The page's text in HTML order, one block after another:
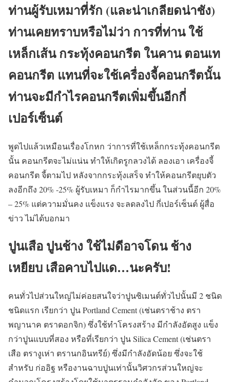
ท่านผู้รับเหมาที่รัก (และน่าเกลียดน่าชัง)
ท่านเคยทราบหรือไม่ว่า การที่ท่าน ใช้
เหล็กเส้น กระทุ้งคอนกรีต ในคาน ตอนเท
คอนกรีต แทนที่จะใช้เครื่องจี้คอนกรีตนั้น
ท่านจะมีกำไรคอนกรีตเพิ่มขึ้นอีกกี่
เปอร์เซ็นต์
พูดไปแล้วเหมือนเรื่องโกหก ว่าการที่ใช้เหล็กกระทุ้งคอนกรีต
นั้น คอนกรีตจะไม่แน่น ทำให้เกิดรูกลวงได้ ลองเอา เครื่องจี้
คอนกรีต จี้ตามไป หลังจากกระทุ้งเสร็จ ทำให้คอนกรีตยุบตัว
ลงอีกถึง 20% -25% ผู้รับเหมา ก็กำไรมากขึ้น ในส่วนนี้อีก 20%
– 25% แต่ความมั่นคง แข็งแรง จะลดลงไป กี่เปอร์เซ็นต์ ผู้สื่อ
ข่าว ไม่ได้บอกมา
ปูนเสือ ปูนช้าง ใช้ไม่ดีอาจโดน ช้าง
เหยียบ เสือคาบไปแด…นะครับ!
คนทั่วไปส่วนใหญ่ไม่ค่อยสนใจว่าปูนซิเมนต์ทั่วไปนั้นมี 2 ชนิด
ชนิดแรก เรียกว่า ปูน Portland Cement (เช่นตราช้าง ตรา
พญานาค ตราดอกจิก) ซึ่งใช้ทำโครงสร้าง มีกำลังอัดสูง แข็ง
กว่าปูนแบบที่สอง หรือที่เรียกว่า ปูน Silica Cement (เช่นตรา
เสือ ตรางูเห่า ตรานกอินทรีย์) ซึ่งมีกำลังอัดน้อย ซึ่งจะใช้
สำหรับ ก่ออิฐ หรืองานฉาบปูนเท่านั้นวิศวกรส่วนใหญ่จะ